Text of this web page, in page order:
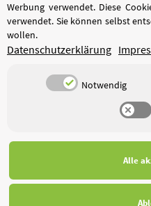
*Alle Preise inkl.
Werbung verwendet. Diese
verwendet. Sie können selbst
wollen.
Datenschutzerklärung
Notwendig
Alle